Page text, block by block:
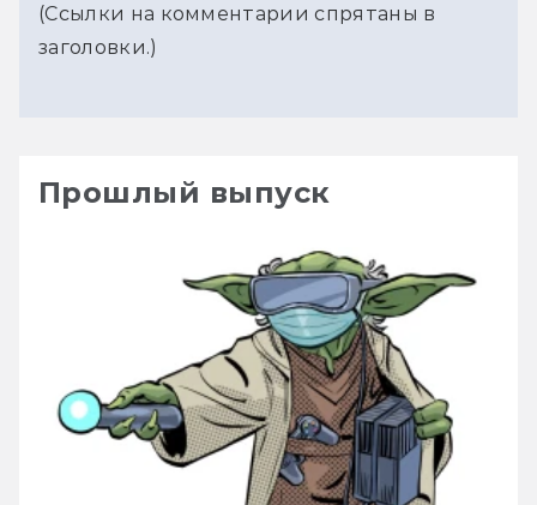
(Ссылки на комментарии спрятаны в
заголовки.)
Прошлый выпуск